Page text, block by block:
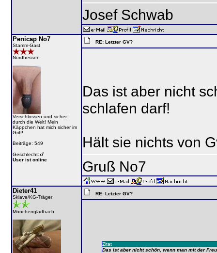
Josef Schwab
Penicap No7
Stamm-Gast
Nordhessen
Verschlossen und sicher
durch die Welt! Mein
Käppchen hat mich sicher im
Griff!
Beiträge: 549
Geschlecht:
User ist online
RE: Letzter GV?
Das ist aber nicht
schlafen darf!
Hält sie nichts von
Gruß No7
Dieter41
Sklave/KG-Träger
Mönchengladbach
RE: Letzter GV?
Zitat
Das ist aber nicht schön, wenn man mit der